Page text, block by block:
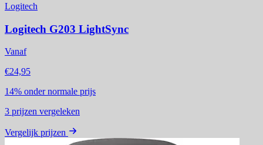
Logitech
Logitech G203 LightSync
Vanaf
€24,95
14% onder normale prijs
3 prijzen vergeleken
Vergelijk prijzen